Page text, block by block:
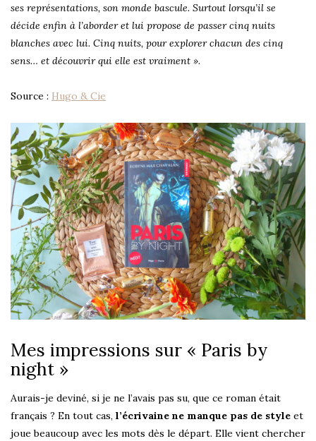
ses représentations, son monde bascule. Surtout lorsqu’il se
décide enfin à l’aborder et lui propose de passer cinq nuits
blanches avec lui. Cinq nuits, pour explorer chacun des cinq
sens… et découvrir qui elle est vraiment ».
Source : Hugo & Cie
Mes impressions sur « Paris by
night »
Aurais-je deviné, si je ne l’avais pas su, que ce roman était
français ? En tout cas, l’écrivaine ne manque pas de style et
joue beaucoup avec les mots dès le départ. Elle vient chercher